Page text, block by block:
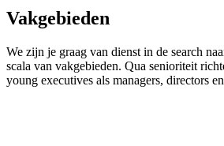
Vakgebieden
We zijn je graag van dienst in de search
scala van vakgebieden. Qua senioriteit
young executives als managers, directors